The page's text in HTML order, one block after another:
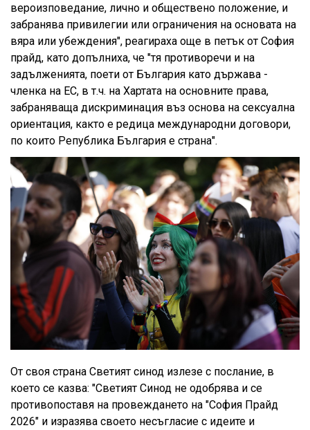
вероизповедание, лично и обществено положение, и
забранява привилегии или ограничения на основата на
вяра или убеждения", реагираха още в петък от София
прайд, като допълниха, че "тя противоречи и на
задълженията, поети от България като държава -
членка на ЕС, в т.ч. на Хартата на основните права,
забраняваща дискриминация въз основа на сексуална
ориентация, както е редица международни договори,
по които Република България е страна".
От своя страна Светият синод излезе с послание, в
което се казва: "Светият Синод не одобрява и се
противопоставя на провеждането на "София Прайд
2026" и изразява своето несъгласие с идеите и